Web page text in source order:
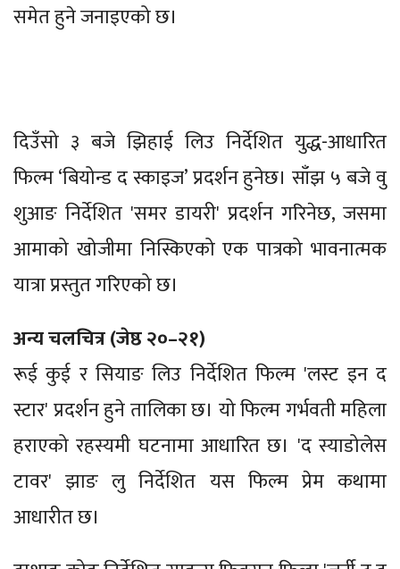
समेत हुने जनाइएको छ।
दिउँसो ३ बजे झिहाई लिउ निर्देशित युद्ध-आधारित
फिल्म ‘बियोन्ड द स्काइज’ प्रदर्शन हुनेछ। साँझ ५ बजे वु
शुआङ निर्देशित 'समर डायरी' प्रदर्शन गरिनेछ, जसमा
आमाको खोजीमा निस्किएको एक पात्रको भावनात्मक
यात्रा प्रस्तुत गरिएको छ।
अन्य चलचित्र (जेष्ठ २०–२१)
रूई कुई र सियाङ लिउ निर्देशित फिल्म 'लस्ट इन द
स्टार' प्रदर्शन हुने तालिका छ। यो फिल्म गर्भवती महिला
हराएको रहस्यमी घटनामा आधारित छ। 'द स्याडोलेस
टावर' झाङ लु निर्देशित यस फिल्म प्रेम कथामा
आधारीत छ।